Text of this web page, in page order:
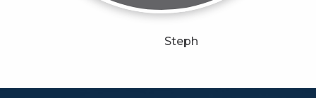
Steph